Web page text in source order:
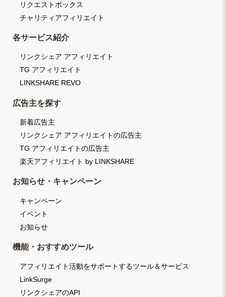
リクエストボックス
チャリティアフィリエイト
各サービス紹介
リンクシェア アフィリエイト
TG アフィリエイト
LINKSHARE REVO
広告主を探す
新着広告主
リンクシェア アフィリエイトの広告主
TG アフィリエイトの広告主
楽天アフィリエイト by LINKSHARE
お知らせ・キャンペーン
キャンペーン
イベント
お知らせ
機能・おすすめツール
アフィリエイト活動をサポートするツール＆サービス
LinkSurge
リンクシェアのAPI